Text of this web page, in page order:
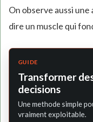
On observe aussi
dire un muscle qui
GUIDE
Transformer
decisions
Une methode simple
vraiment exploitable.